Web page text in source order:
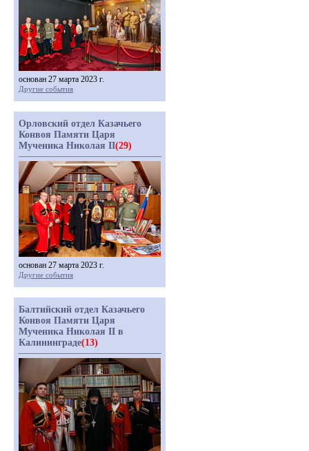
основан 27 марта 2023 г.
Другие события
Орловский отдел Казачьего
Конвоя Памяти Царя
Мученика Николая II(29)
основан 27 марта 2023 г.
Другие события
Балтийский отдел Казачьего
Конвоя Памяти Царя
Мученика Николая II в
Калининграде(13)